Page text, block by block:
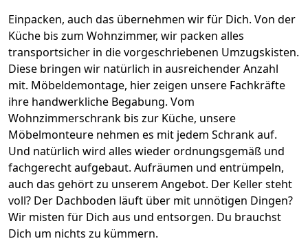
Einpacken, auch das übernehmen wir für Dich. Von der
Küche bis zum Wohnzimmer, wir packen alles
transportsicher in die vorgeschriebenen Umzugskisten.
Diese bringen wir natürlich in ausreichender Anzahl
mit. Möbeldemontage, hier zeigen unsere Fachkräfte
ihre handwerkliche Begabung. Vom
Wohnzimmerschrank bis zur Küche, unsere
Möbelmonteure nehmen es mit jedem Schrank auf.
Und natürlich wird alles wieder ordnungsgemäß und
fachgerecht aufgebaut. Aufräumen und entrümpeln,
auch das gehört zu unserem Angebot. Der Keller steht
voll? Der Dachboden läuft über mit unnötigen Dingen?
Wir misten für Dich aus und entsorgen. Du brauchst
Dich um nichts zu kümmern.